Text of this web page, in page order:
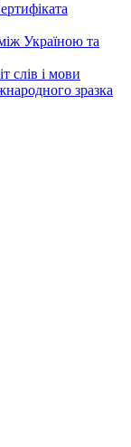
Україною та
слів і мови
зразка